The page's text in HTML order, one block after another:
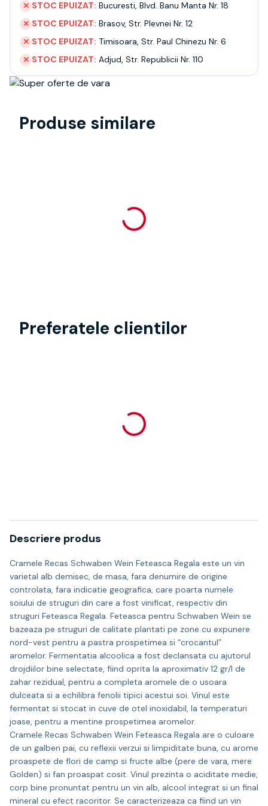
✕ STOC EPUIZAT: Bucuresti, Blvd. Banu Manta Nr. 18
✕ STOC EPUIZAT: Brasov, Str. Plevnei Nr. 12
✕ STOC EPUIZAT: Timisoara, Str. Paul Chinezu Nr. 6
✕ STOC EPUIZAT: Adjud, Str. Republicii Nr. 110
Produse similare
Preferatele clientilor
Descriere produs
Cramele Recas Schwaben Wein Feteasca Regala este un vin
varietal alb demisec, de masa, fara denumire de origine
controlata, fara indicatie geografica, care poarta numele
soiului de struguri din care a fost vinificat, respectiv din
struguri Feteasca Regala. Feteasca pentru Schwaben Wein se
bazeaza pe struguri de calitate plantati pe zone cu expunere
nord-vest pentru a pastra prospetimea si “crocantul”
aromelor. Fermentatia alcoolica a fost declansata cu ajutorul
drojdiilor bine selectate, fiind oprita la aproximativ 12 gr/l de
zahar rezidual, pentru a completa aromele de o usoara
dulceata si a echilibra fenolii tipici acestui soi. Vinul este
fermentat si stocat in cuve de otel inoxidabil, la temperaturi
joase, pentru a mentine prospetimea aromelor.
Cramele Recas Schwaben Wein Feteasca Regala are o culoare
de un galben pai, cu reflexii verzui si limpiditate buna, cu arome
proaspete de flori de camp si fructe albe (pere de vara, mere
Golden) si fan proaspat cosit. Vinul prezinta o aciditate medie,
corp bine pronuntat pentru un vin alb, alcool integrat si un final
mineral cu efect racoritor. Se caracterizeaza ca fiind un vin